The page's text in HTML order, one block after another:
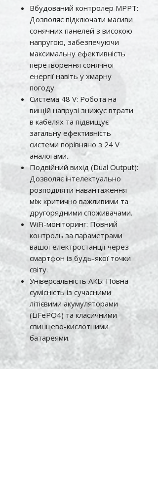
Вбудований контролер MPPT:
Дозволяє підключати масиви
сонячних панелей з високою
напругою, забезпечуючи
максимальну ефективність
перетворення сонячної
енергії навіть у хмарну
погоду.
Система 48 V: Робота на
вищій напрузі знижує втрати
в кабелях та підвищує
загальну ефективність
системи порівняно з 24 V
аналогами.
Подвійний вихід (Dual Output):
Дозволяє інтелектуально
розподіляти навантаження
між критично важливими та
другорядними споживачами.
WiFi-моніторинг: Повний
контроль за параметрами
вашої електростанції через
смартфон із будь-якої точки
світу.
Універсальність АКБ: Повна
сумісність із сучасними
літієвими акумуляторами
(LiFePO4) та класичними
свинцево-кислотними
батареями.